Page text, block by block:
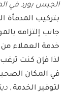
الجبس بورد في
بتركيب المدفأة
جانب إلتزامه
لذا فإن كنت
في المكان
لتوفير الخدمة ,